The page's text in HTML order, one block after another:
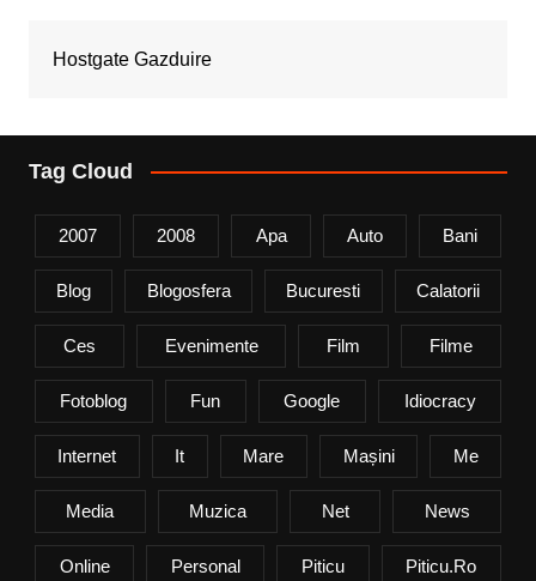
Hostgate Gazduire
Tag Cloud
2007 2008 Apa Auto Bani
Blog Blogosfera Bucuresti Calatorii
Ces Evenimente Film Filme
Fotoblog Fun Google Idiocracy
Internet It Mare Mașini Me
Media Muzica Net News
Online Personal Piticu Piticu.ro